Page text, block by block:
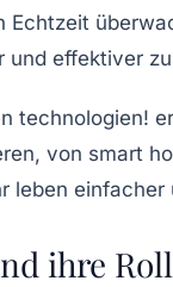
Echtzeit
effektiver
ihre